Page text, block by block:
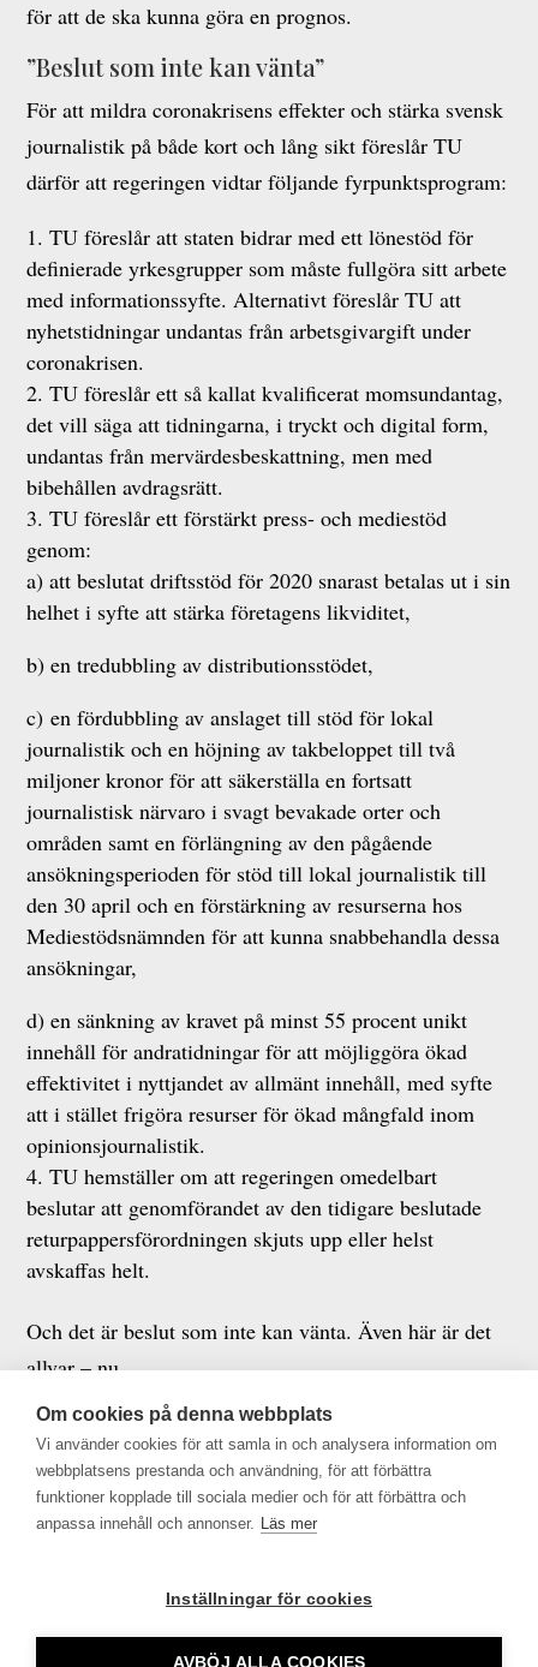
för att de ska kunna göra en prognos.
”Beslut som inte kan vänta”
För att mildra coronakrisens effekter och stärka svensk
journalistik på både kort och lång sikt föreslår TU
därför att regeringen vidtar följande fyrpunktsprogram:
TU föreslår att staten bidrar med ett lönestöd för
definierade yrkesgrupper som måste fullgöra sitt arbete
med informationssyfte. Alternativt föreslår TU att
nyhetstidningar undantas från arbetsgivargift under
coronakrisen.
TU föreslår ett så kallat kvalificerat momsundantag,
det vill säga att tidningarna, i tryckt och digital form,
undantas från mervärdesbeskattning, men med
bibehållen avdragsrätt.
TU föreslår ett förstärkt press- och mediestöd
genom:
a) att beslutat driftsstöd för 2020 snarast betalas ut i sin
helhet i syfte att stärka företagens likviditet,
b) en tredubbling av distributionsstödet,
c) en fördubbling av anslaget till stöd för lokal
journalistik och en höjning av takbeloppet till två
miljoner kronor för att säkerställa en fortsatt
journalistisk närvaro i svagt bevakade orter och
områden samt en förlängning av den pågående
ansökningsperioden för stöd till lokal journalistik till
den 30 april och en förstärkning av resurserna hos
Mediestödsnämnden för att kunna snabbehandla dessa
ansökningar,
d) en sänkning av kravet på minst 55 procent unikt
innehåll för andratidningar för att möjliggöra ökad
effektivitet i nyttjandet av allmänt innehåll, med syfte
att i stället frigöra resurser för ökad mångfald inom
opinionsjournalistik.
TU hemställer om att regeringen omedelbart
beslutar att genomförandet av den tidigare beslutade
returpappersförordningen skjuts upp eller helst
avskaffas helt.
Och det är beslut som inte kan vänta. Även här är det
allvar – nu.
Victoria Svanberg
Ordförande, TU och delägare i NWT-koncernen
Jan Fager
Tf vd, TU
Artikeln publicerades först av Altinget den 2 april
Om cookies på denna webbplats
Vi använder cookies för att samla in och analysera information om
webbplatsens prestanda och användning, för att förbättra
funktioner kopplade till sociala medier och för att förbättra och
anpassa innehåll och annonser. Läs mer
Inställningar för cookies
AVBÖJ ALLA COOKIES